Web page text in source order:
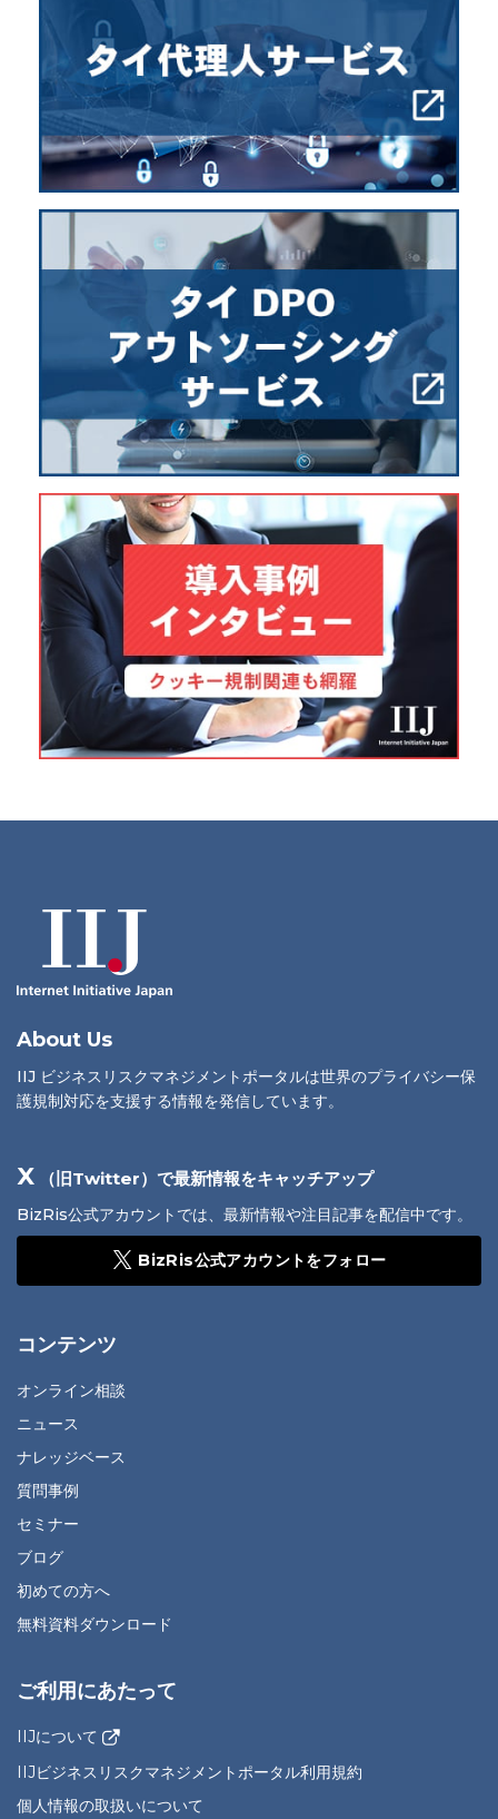
About Us
IIJ ビジネスリスクマネジメントポータルは世界のプライバシー保
護規制対応を支援する情報を発信しています。
X （旧Twitter）で最新情報をキャッチアップ
BizRis公式アカウントでは、最新情報や注目記事を配信中です。
BizRis公式アカウントをフォロー
コンテンツ
オンライン相談
ニュース
ナレッジベース
質問事例
セミナー
ブログ
初めての方へ
無料資料ダウンロード
ご利用にあたって
IIJについて
IIJビジネスリスクマネジメントポータル利用規約
個人情報の取扱いについて